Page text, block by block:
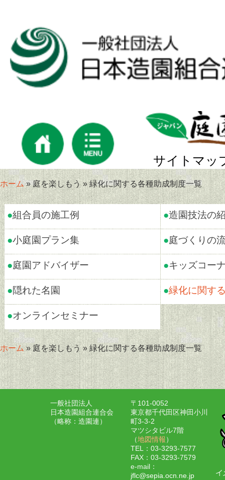
サイトマッ
ホーム» 庭を楽しもう » 緑化に関する各種助成制度一覧
●組合員の施工例 ●造園技法の
●小庭園プラン集 ●庭づくりの
●庭園アドバイザー ●キッズコー
●隠れた名園 ●緑化に関す
●オンラインセミナー
ホーム» 庭を楽しもう » 緑化に関する各種助成制度一覧
一般社団法人
日本造園組合連合会
（略称：造園連）
〒101-0052
東京都千代田区神田小川
町3-3-2
マツシタビル7階
（地図情報）
TEL：03-3293-7577
FAX：03-3293-7579
e-mail：
jflc@sepia.ocn.ne.jp